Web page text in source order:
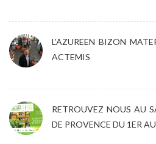
L’AZUREEN BIZON
ACTEMIS
RETROUVEZ NOUS AU
DE PROVENCE DU 1ER